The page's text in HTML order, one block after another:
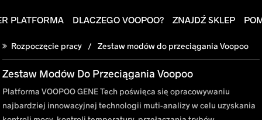
PLATFORMA DLACZEGO VOOPOO? ZNAJDŹ SKLEP
Rozpoczęcie pracy Zestaw modów do przeciągania Voopoo
Zestaw Modów Do Przeciągania Voopoo
Platforma VOOPOO GENE Tech poświęca się opracowywaniu
najbardziej innowacyjnej technologii muti-analizy w celu uzyskania